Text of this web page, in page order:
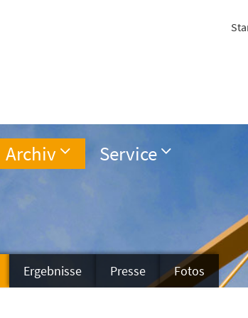
Archiv Service
Ergebnisse Presse Fotos